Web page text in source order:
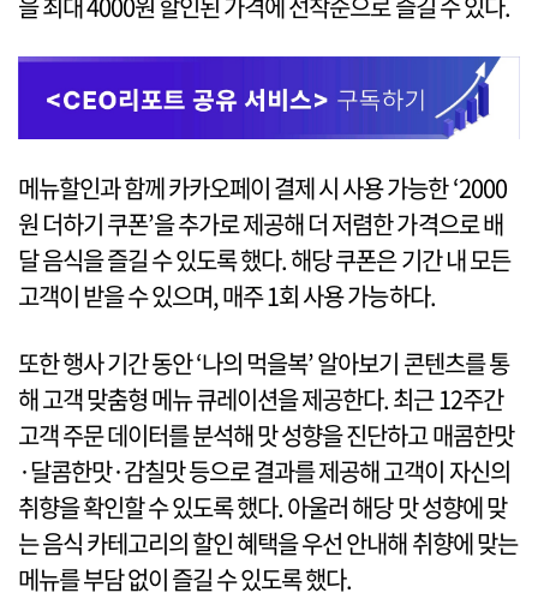
메뉴할인과 함께 카카오페이 결제 시 사용 가능한 ‘2000
원 더하기 쿠폰’을 추가로 제공해 더 저렴한 가격으로 배
달 음식을 즐길 수 있도록 했다. 해당 쿠폰은 기간 내 모든
고객이 받을 수 있으며, 매주 1회 사용 가능하다.
또한 행사 기간 동안 ‘나의 먹을복’ 알아보기 콘텐츠를 통
해 고객 맞춤형 메뉴 큐레이션을 제공한다. 최근 12주간
고객 주문 데이터를 분석해 맛 성향을 진단하고 매콤한맛
·달콤한맛·감칠맛 등으로 결과를 제공해 고객이 자신의
취향을 확인할 수 있도록 했다. 아울러 해당 맛 성향에 맞
는 음식 카테고리의 할인 혜택을 우선 안내해 취향에 맞는
메뉴를 부담 없이 즐길 수 있도록 했다.